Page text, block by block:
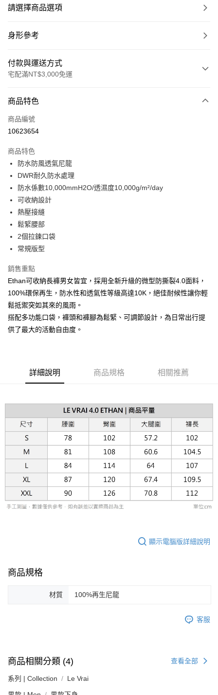
請選擇商品選項
身形參考
付款與運送方式
宅配滿NT$3,000免運
信用卡一次付款
信用卡分期付款
合作金庫商業銀行
華南商業銀行
上海商業儲蓄銀行
國泰世華商業銀行
兆豐國際商業銀行
臺灣中小企業銀行
匯豐（台灣）商業銀行
聯邦商業銀行
元大商業銀行
玉山商業銀行
台新國際商業銀行
LINE Pay
Apple Pay
街口支付
悠遊付
AFTEE先享後付
【關於「AFTEE先享後付」】
AFTEE先享後付是「在收到商品之後才付款」的支付方式。 讓您購物簡單
便利好安心！
１．簡單：不需註冊會員、不需綁卡、不需儲值。
２．便利：只要手機號碼，簡訊認證，即可結帳。
３．安心：先確認商品／服務後，再付款。
【「AFTEE先享後付」結帳流程】
３．收到繳費通知簡訊後14天內，點擊此簡訊中的連結，可透過四大超商／
ATM／網路銀行／等多元方式進行付款，方視為交易完成。
後付繳納相關費用。
※ 交易是否成功請以「AFTEE先享後付 」之結帳頁面顯示為準，若有關於
是否繳費成功／繳費後需取消欲退款等相關疑問，請聯繫「AFTEE先享後付
客戶支援中心」https://netprotections.freshdesk.com/support/home
【注意事項】
１．透過由恩沛科技股份有限公司提供之「AFTEE先享後付」服務完成之交
易，需依本服務之必要範圍內提供個人資料，並將交易相關給付款項請求債
權轉讓予恩沛科技股份有限公司。
２．關於個人資料處理事宜，請瀏覽以下網址：
https://aftee.tw/terms/#terms3
３．未成年的使用者請事先徵得法定代理人或監護人之同意方可使用
「AFTEE先享後付」，若未經同意申辦者引起之損失，本公司不負相關責
ATM付款
運送方式
黑貓宅急便配送到府
每筆NT$120，滿NT$3,000(含以上)免運費
商品特色
商品編號
10623654
商品特色
防水防風透氣尼龍
DWR耐久防水處理
防水係數10,000mmH2O/透濕度10,000g/m²/day
可收納設計
熱壓接縫
鬆緊腰部
2個拉鍊口袋
常規版型
銷售重點
Ethan可收納長褲男女皆宜，採用全新升級的微型防撕裂4.0面料，
100%環保再生，防水性和透氣性等級高達10K，絕佳耐候性讓你輕
鬆抵禦突如其來的風雨。
搭配多功能口袋，褲頭和褲腳為鬆緊、可調節設計，為日常出行提
供了最大的活動自由度。
詳細說明 商品規格 相關推薦
顯示電腦版詳細說明
商品規格
材質 100%再生尼龍
客服
商品相關分類 (4) 查看全部
系列 | Collection Le Vrai